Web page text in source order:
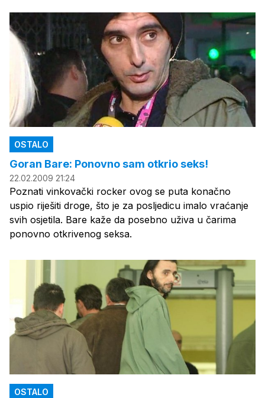
OSTALO
Goran Bare: Ponovno sam otkrio seks!
22.02.2009 21:24
Poznati vinkovački rocker ovog se puta konačno
uspio riješiti droge, što je za posljedicu imalo vraćanje
svih osjetila. Bare kaže da posebno uživa u čarima
ponovno otkrivenog seksa.
OSTALO